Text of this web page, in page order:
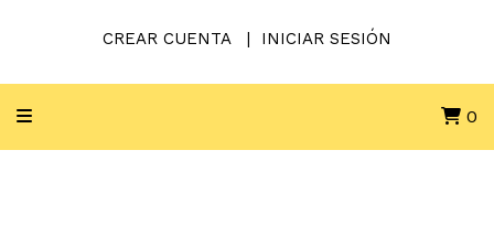
CREAR CUENTA INICIAR SESIÓN
0